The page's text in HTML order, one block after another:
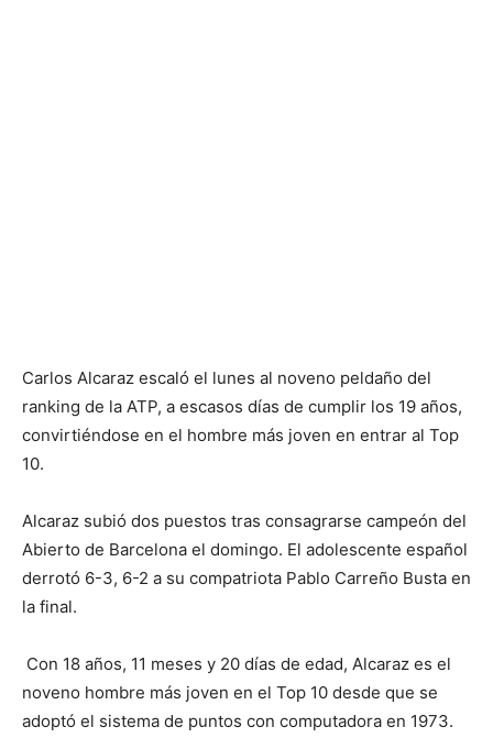
Carlos Alcaraz escaló el lunes al noveno peldaño del
ranking de la ATP, a escasos días de cumplir los 19 años,
convirtiéndose en el hombre más joven en entrar al Top
10.
Alcaraz subió dos puestos tras consagrarse campeón del
Abierto de Barcelona el domingo. El adolescente español
derrotó 6-3, 6-2 a su compatriota Pablo Carreño Busta en
la final.
Con 18 años, 11 meses y 20 días de edad, Alcaraz es el
noveno hombre más joven en el Top 10 desde que se
adoptó el sistema de puntos con computadora en 1973.